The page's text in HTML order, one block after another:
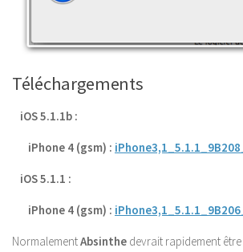
Téléchargements
iOS 5.1.1b :
iPhone 4 (gsm) :
iOS 5.1.1 :
iPhone 4 (gsm) :
NormalementAbsinthe devrait rapidement